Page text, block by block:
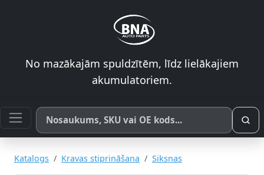
No mazākajām spuldzītēm, līdz lielākajiem
akumulatoriem.
Meklēt pēc produkta nosaukuma, SKU vai OE koda
Katalogs Kravas stiprināšana Siksnas